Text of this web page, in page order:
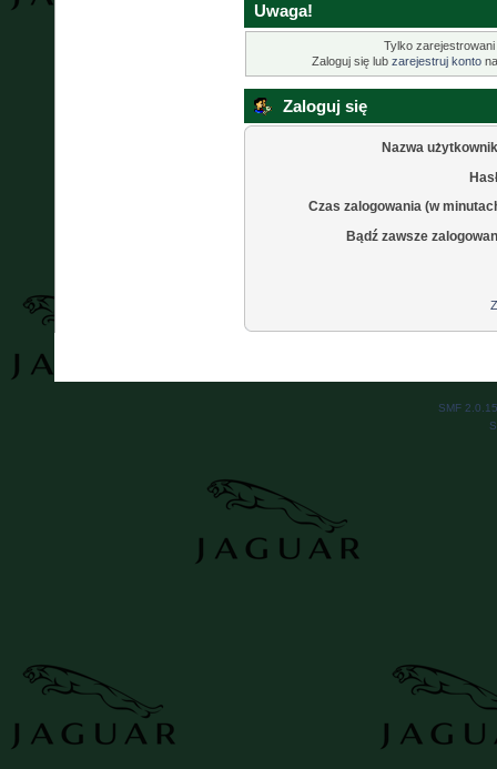
Uwaga!
Tylko
Zaloguj się lub zarejestruj kontona
Zaloguj się
Nazwa
Czas zalogowania (w
Bądź zawsze
SMF 2.0.15